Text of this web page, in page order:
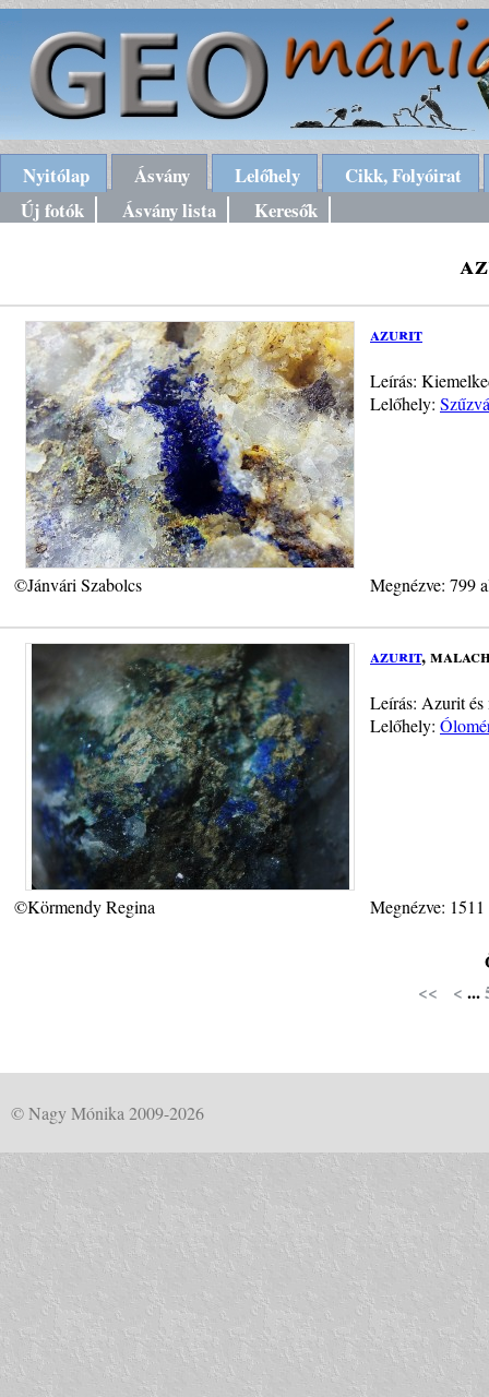
Nyitólap Ásvány Lelőhely
Cikk, Folyóirat
Új fotók
Ásvány lista Keresők
azurit
Leírás:
Lelőhely:
©Jánvári Szabolcs Megnézve: 799
azurit,
Leírás: Azurit és
Lelőhely:
©Körmendy Regina Megnézve:
<<
< ...
© Nagy Mónika 2009-2026